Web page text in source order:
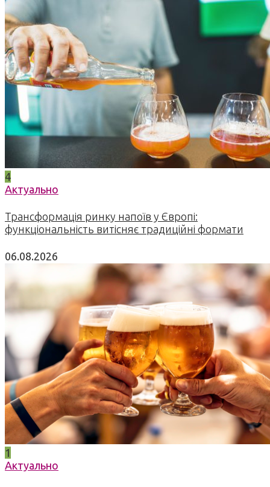
4
Актуально
Трансформація ринку напоїв у Європі:
функціональність витісняє традиційні формати
06.08.2026
1
Актуально